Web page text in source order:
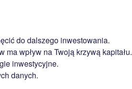
do dalszego inwestowania.
wpływ na Twoją krzywą kapitału.
inwestycyjne.
danych.